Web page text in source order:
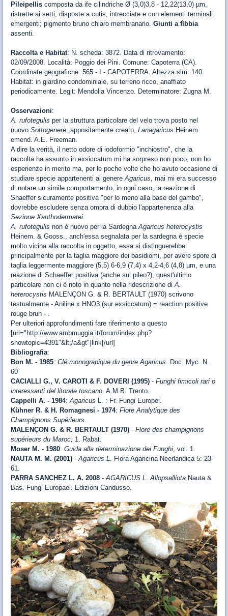
Pileipellis composta da ife cilindriche Ø (3,0)3,8 - 12,22(13,0) µm,
ristrette ai setti, disposte a cutis, intrecciate e con elementi terminali
emergenti; pigmento bruno chiaro membranario. Giunti a fìbbia
assenti.
Raccolta e Habitat: N. scheda: 3872. Data di ritrovamento:
02/09/2008. Località: Poggio dei Pini. Comune: Capoterra (CA).
Coordinate geografiche: 565 - I - CAPOTERRA. Altezza slm: 140
Habitat: in giardino condominiale, su terreno ricco, anaffiato
periodicamente. Legit: Mendolia Vincenzo. Determinatore: Zugna M.
Osservazioni:
A. rufotegulis per la struttura particolare del velo trova posto nel
nuovo Sottogenere, appositamente creato, Lanagaricus Heinem.
emend. A.E. Freeman.
A dire la verità, il netto odore di iodoformio "inchiostro", che la
raccolta ha assunto in exsiccatum mi ha sorpreso non poco, non ho
esperienze in merito ma, per le poche volte che ho avuto occasione di
studiare specie appartenenti al genereAgaricus, mai mi era successo
di notare un simile comportamento, in ogni caso, la reazione di
Shaeffer sicuramente positiva "per lo meno alla base del gambo",
dovrebbe escludere senza ombra di dubbio l'appartenenza alla
Sezione Xanthodermatei.
A. rufotegulis non è nuovo per la SardegnaAgaricus heterocystis
Heinem. & Gooss., anch'essa segnalata per la sardegna è specie
molto vicina alla raccolta in oggetto, essa si distinguerebbe
principalmente per la taglia maggiore dei basidiomi, per avere spore di
taglia leggermente maggiore (5,5) 6-6,9 (7,4) x 4,2-4,6 (4,8) µm, e una
reazione di Schaeffer positiva (anche sul pileo?), quest'ultimo
particolare non ci è noto in quanto nella ridescrizione diA.
heterocystis MALENÇON G. & R. BERTAULT (1970) scrivono
testualmente - Aniline x HNO3 (sur exsiccatum) = reaction positive
rouge brun - .
Per ulteriori approfondimenti fare riferimento a questo
[url="http://www.ambmuggia.it/forum/index.php?
showtopic=4391"&lt;/a&gt"]link[/url]
Bibliografia:
Bon M. - 1985: Clé monograpique du genre Agaricus. Doc. Myc. N.
60
CACIALLI G., V. CAROTI & F. DOVERI (1995) - Funghi fimicoli rari o
interessanti del litorale toscano. A.M.B. Trento.
Cappelli A. - 1984:Agaricus L. : Fr. Fungi Europei.
Kühner R. & H. Romagnesi - 1974: Flore Analytique des
Champignons Supérieurs.
MALENÇON G. & R. BERTAULT (1970) - Flore des champignons
supérieurs du Maroc, 1. Rabat.
Moser M. - 1980: Guida alla determinazione dei Funghi, vol. 1.
NAUTA M. M. (2001) -Agaricus L. Flora Agaricina Neerlandica 5: 23-
61.
PARRA SANCHEZ L. A. 2008 -AGARICUS L. Allopsalliota Nauta &
Bas. Fungi Europaei. Edizioni Candusso.